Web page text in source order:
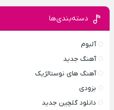
دسته‌بندی‌ها
آلبوم
آهنگ جدید
آهنگ های نوستالژیک
بزودی
دانلود گلچین جدید